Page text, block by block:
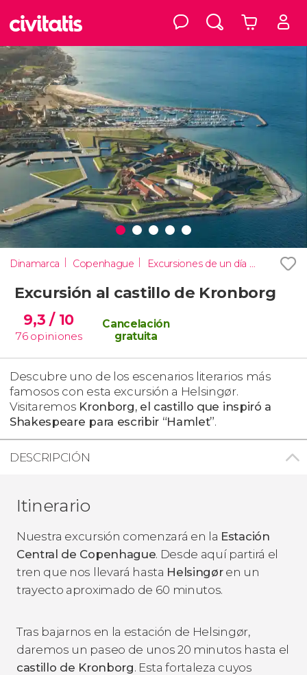
Dinamarca Copenhague Excursiones de un día desde Copenhague
Excursión al castillo de Kronborg
9,3/ 10
76 opiniones
Cancelación
gratuita
Descubre uno de los escenarios literarios más
famosos con esta excursión a Helsingør.
Visitaremos Kronborg, el castillo que inspiró a
Shakespeare para escribir “Hamlet”.
DESCRIPCIÓN
Itinerario
Nuestra excursión comenzará en la Estación
Central de Copenhague. Desde aquí partirá el
tren que nos llevará hasta Helsingør​en un
trayecto aproximado de 60 minutos.
Tras bajarnos en la estación de Helsingør,
daremos un paseo de unos 20 minutos hasta el
castillo de Kronborg. Esta fortaleza cuyos